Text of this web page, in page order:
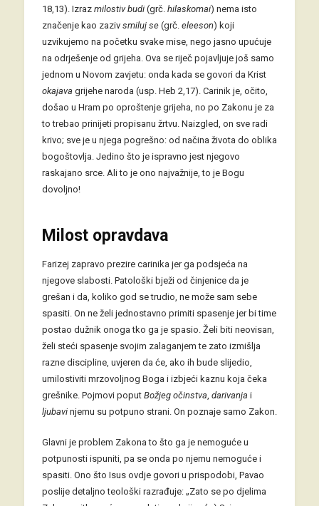
18,13). Izraz milostiv budi(grč. hilaskomai) nema isto
značenje kao zaziv smiluj se(grč. eleeson) koji
uzvikujemo na početku svake mise, nego jasno upućuje
na odrješenje od grijeha. Ova se riječ pojavljuje još samo
jednom u Novom zavjetu: onda kada se govori da Krist
okajava grijehe naroda (usp. Heb 2,17). Carinik je, očito,
došao u Hram po oproštenje grijeha, no po Zakonu je za
to trebao prinijeti propisanu žrtvu. Naizgled, on sve radi
krivo; sve je u njega pogrešno: od načina života do oblika
bogoštovlja. Jedino što je ispravno jest njegovo
raskajano srce. Ali to je ono najvažnije, to je Bogu
dovoljno!
Milost opravdava
Farizej zapravo prezire carinika jer ga podsjeća na
njegove slabosti. Patološki bježi od činjenice da je
grešan i da, koliko god se trudio, ne može sam sebe
spasiti. On ne želi jednostavno primiti spasenje jer bi time
postao dužnik onoga tko ga je spasio. Želi biti neovisan,
želi steći spasenje svojim zalaganjem te zato izmišlja
razne discipline, uvjeren da će, ako ih bude slijedio,
umilostiviti mrzovoljnog Boga i izbjeći kaznu koja čeka
grešnike. Pojmovi poput Božjeg očinstva darivanja i
ljubavinjemu su potpuno strani. On poznaje samo Zakon.
Glavni je problem Zakona to što ga je nemoguće u
potpunosti ispuniti, pa se onda po njemu nemoguće i
spasiti. Ono što Isus ovdje govori u prispodobi, Pavao
poslije detaljno teološki razrađuje: „Zato se po djelima